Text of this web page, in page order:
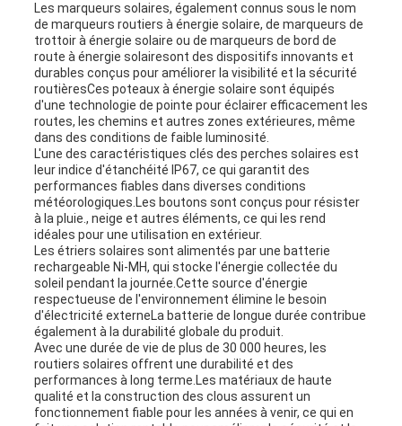
SITE
POLITIQUE
CONFIDENTIALITÉ
Les marqueurs solaires, également connus sous le nom
de marqueurs routiers à énergie solaire, de marqueurs de
trottoir à énergie solaire ou de marqueurs de bord de
route à énergie solairesont des dispositifs innovants et
durables conçus pour améliorer la visibilité et la sécurité
routièresCes poteaux à énergie solaire sont équipés
d'une technologie de pointe pour éclairer efficacement les
routes, les chemins et autres zones extérieures, même
dans des conditions de faible luminosité.
L'une des caractéristiques clés des perches solaires est
leur indice d'étanchéité IP67, ce qui garantit des
performances fiables dans diverses conditions
météorologiques.Les boutons sont conçus pour résister
à la pluie., neige et autres éléments, ce qui les rend
idéales pour une utilisation en extérieur.
Les étriers solaires sont alimentés par une batterie
rechargeable Ni-MH, qui stocke l'énergie collectée du
soleil pendant la journée.Cette source d'énergie
respectueuse de l'environnement élimine le besoin
d'électricité externeLa batterie de longue durée contribue
également à la durabilité globale du produit.
Avec une durée de vie de plus de 30 000 heures, les
routiers solaires offrent une durabilité et des
performances à long terme.Les matériaux de haute
qualité et la construction des clous assurent un
fonctionnement fiable pour les années à venir, ce qui en